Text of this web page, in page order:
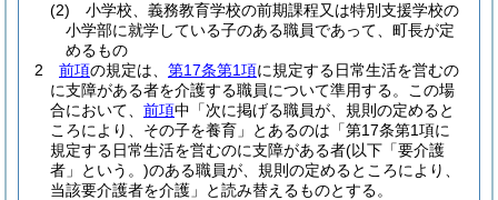
(2)
小学校、義務教育学校の前期課程又は特別支援学校の
小学部に就学している子のある職員であって、町長が定
めるもの
2
前項の規定は、 第17条第1項に規定する日常生活を営むの
に支障がある者を介護する職員について準用する。
この場
合において、 前項中「次に掲げる職員が、規則の定めると
ころにより、その子を養育」とあるのは「第17条第1項に
規定する日常生活を営むのに支障がある者(以下「要介護
者」という。)のある職員が、規則の定めるところにより、
当該要介護者を介護」と読み替えるものとする。